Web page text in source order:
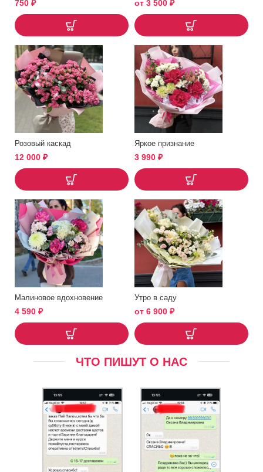
750 ₽ от 3 500 ₽
Розовый каскад
12 000 ₽
Яркое признание
3 990 ₽
Малиновое вдохновение
4 590 ₽
Утро в саду
от 6 900 ₽
ЧТО ПИШУТ О НАС